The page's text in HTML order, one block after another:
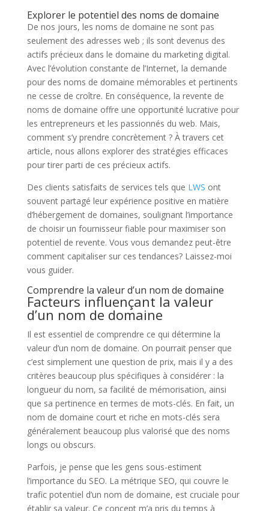
Explorer le potentiel des noms de domaine
De nos jours, les noms de domaine ne sont pas
seulement des adresses web ; ils sont devenus des
actifs précieux dans le domaine du marketing digital.
Avec l’évolution constante de l’Internet, la demande
pour des noms de domaine mémorables et pertinents
ne cesse de croître. En conséquence, la revente de
noms de domaine offre une opportunité lucrative pour
les entrepreneurs et les passionnés du web. Mais,
comment s’y prendre concrètement ? À travers cet
article, nous allons explorer des stratégies efficaces
pour tirer parti de ces précieux actifs.
Des clients satisfaits de services tels que LWS ont
souvent partagé leur expérience positive en matière
d’hébergement de domaines, soulignant l’importance
de choisir un fournisseur fiable pour maximiser son
potentiel de revente. Vous vous demandez peut-être
comment capitaliser sur ces tendances? Laissez-moi
vous guider.
Comprendre la valeur d’un nom de domaine
Facteurs influençant la valeur
d’un nom de domaine
Il est essentiel de comprendre ce qui détermine la
valeur d’un nom de domaine. On pourrait penser que
c’est simplement une question de prix, mais il y a des
critères beaucoup plus spécifiques à considérer : la
longueur du nom, sa facilité de mémorisation, ainsi
que sa pertinence en termes de mots-clés. En fait, un
nom de domaine court et riche en mots-clés sera
généralement beaucoup plus valorisé que des noms
longs ou obscurs.
Parfois, je pense que les gens sous-estiment
l’importance du SEO. La métrique SEO, qui couvre le
trafic potentiel d’un nom de domaine, est cruciale pour
établir sa valeur. Ce concept m’a pris du temps à